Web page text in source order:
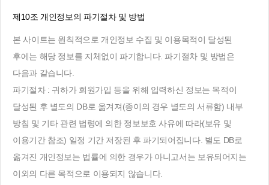
제10조 개인정보의 파기절차 및 방법
본 사이트는 원칙적으로 개인정보 수집 및 이용목적이 달성된
후에는 해당 정보를 지체없이 파기합니다. 파기절차 및 방법은
다음과 같습니다.
파기절차 : 귀하가 회원가입 등을 위해 입력하신 정보는 목적이
달성된 후 별도의 DB로 옮겨져(종이의 경우 별도의 서류함) 내부
방침 및 기타 관련 법령에 의한 정보보호 사유에 따라(보유 및
이용기간 참조) 일정 기간 저장된 후 파기되어집니다. 별도 DB로
옮겨진 개인정보는 법률에 의한 경우가 아니고서는 보유되어지는
이외의 다른 목적으로 이용되지 않습니다.